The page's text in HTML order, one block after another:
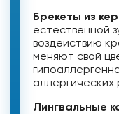
Брекеты из
естественной
воздействию
меняют свой
аллергических
Лингвальные